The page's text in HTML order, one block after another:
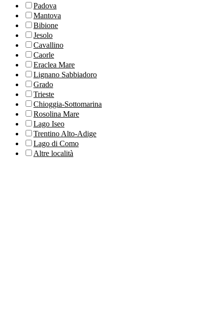
Padova
Mantova
Bibione
Jesolo
Cavallino
Caorle
Eraclea Mare
Lignano Sabbiadoro
Grado
Trieste
Chioggia-Sottomarina
Rosolina Mare
Lago Iseo
Trentino Alto-Adige
Lago di Como
Altre località